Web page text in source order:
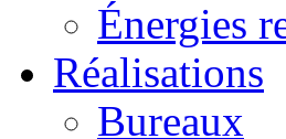
Énergies
Réalisations
Bureaux